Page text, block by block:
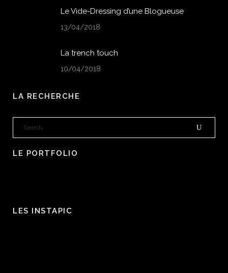
Le Vide-Dressing d’une Blogueuse
13/04/2018
La trench touch
10/04/2018
LA RECHERCHE
LE PORTFOLIO
LES INSTAPIC